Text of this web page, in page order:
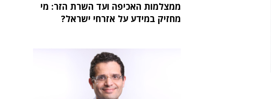
ממצלמות האכיפה ועד השרת הזר: מי
מחזיק במידע על אזרחי ישראל?